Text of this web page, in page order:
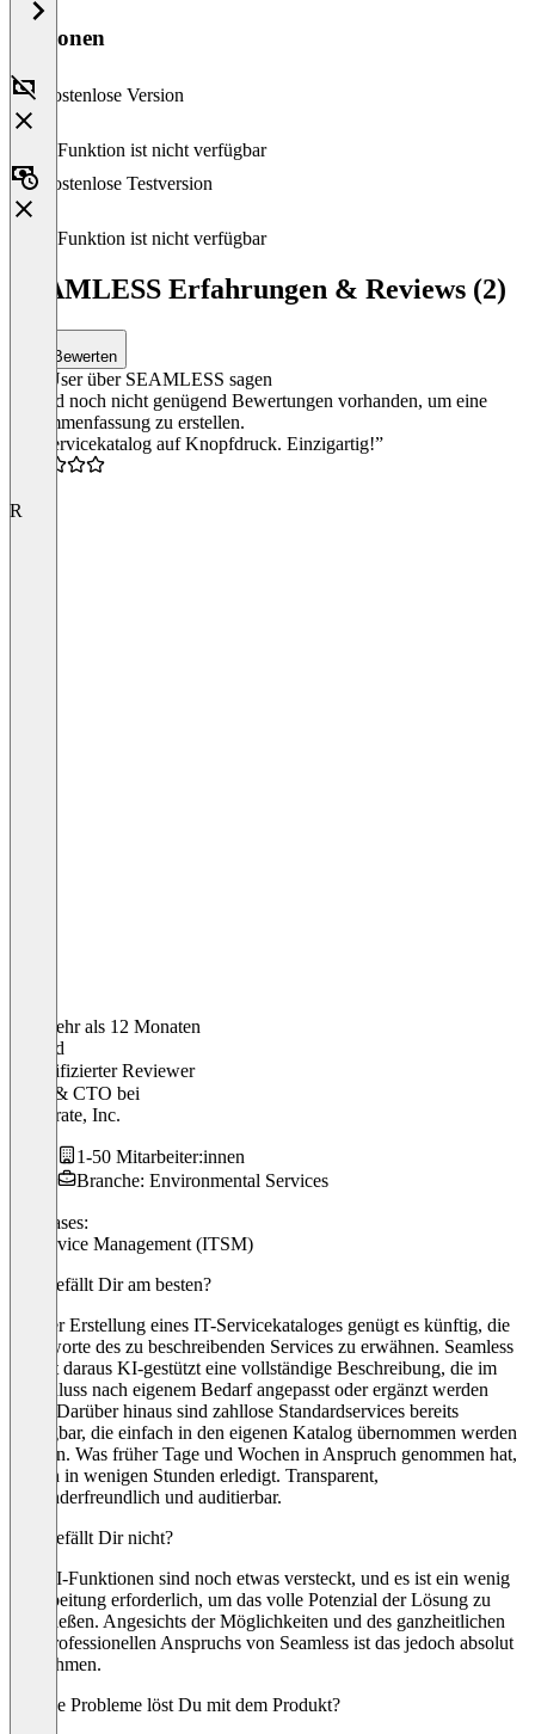
Versionen
Kostenlose Version
Diese Funktion ist nicht verfügbar
Kostenlose Testversion
Diese Funktion ist nicht verfügbar
SEAMLESS Erfahrungen & Reviews (2)
Bewerten
Was User über SEAMLESS sagen
Es sind noch nicht genügend Bewertungen vorhanden, um eine
Zusammenfassung zu erstellen.
“IT-Servicekatalog auf Knopfdruck. Einzigartig!”
R
Vor mehr als 12 Monaten
Roland
Verifizierter Reviewer
CEO & CTO bei
Qalcurate, Inc.
1-50 Mitarbeiter:innen
Branche: Environmental Services
Use cases:
IT Service Management (ITSM)
Was gefällt Dir am besten?
Bei der Erstellung eines IT-Servicekataloges genügt es künftig, die
Stichworte des zu beschreibenden Services zu erwähnen. Seamless
erstellt daraus KI-gestützt eine vollständige Beschreibung, die im
Anschluss nach eigenem Bedarf angepasst oder ergänzt werden
kann. Darüber hinaus sind zahllose Standardservices bereits
verfügbar, die einfach in den eigenen Katalog übernommen werden
können. Was früher Tage und Wochen in Anspruch genommen hat,
ist nun in wenigen Stunden erledigt. Transparent,
anwenderfreundlich und auditierbar.
Was gefällt Dir nicht?
Die KI-Funktionen sind noch etwas versteckt, und es ist ein wenig
Einarbeitung erforderlich, um das volle Potenzial der Lösung zu
erschließen. Angesichts der Möglichkeiten und des ganzheitlichen
und professionellen Anspruchs von Seamless ist das jedoch absolut
im Rahmen.
Welche Probleme löst Du mit dem Produkt?